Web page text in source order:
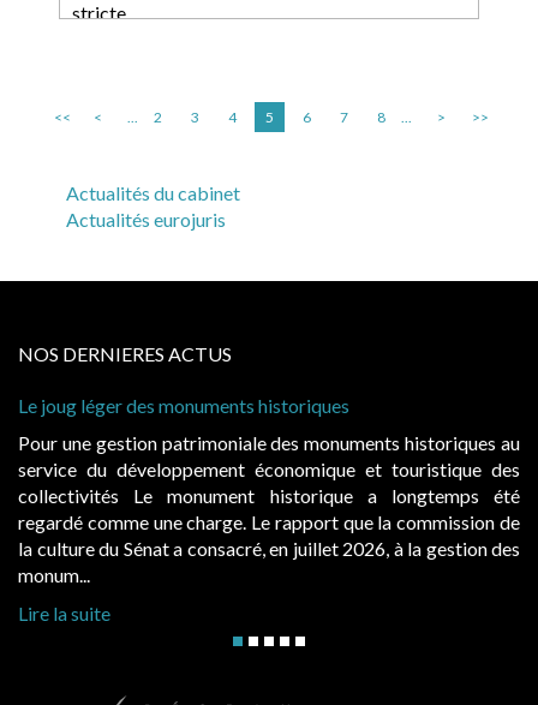
stricte
<< < ... 2 3 4 5 6 7 8 ... > >>
Actualités du cabinet
Actualités eurojuris
NOS DERNIERES ACTUS
léger des monuments historiques
gestion patrimoniale des monuments historiques au
du développement économique et touristique des
Le monument historique a longtemps été
comme une charge. Le rapport que la commission de
du Sénat a consacré, en juillet 2026, à la gestion des
suite
public,